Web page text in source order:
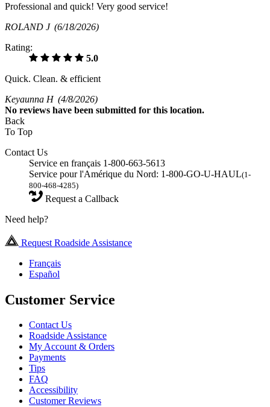
Professional and quick! Very good service!
ROLAND J (6/18/2026)
Rating:
5.0
Quick. Clean. & efficient
Keyaunna H (4/8/2026)
No reviews have been submitted for this location.
Back
To Top
Contact Us
Service en français 1-800-663-5613
Service pour l'Amérique du Nord: 1-800-GO-U-HAUL(1-
800-468-4285)
Request a Callback
Need help?
Request Roadside Assistance
Français
Español
Customer Service
Contact Us
Roadside Assistance
My Account & Orders
Payments
Tips
FAQ
Accessibility
Customer Reviews